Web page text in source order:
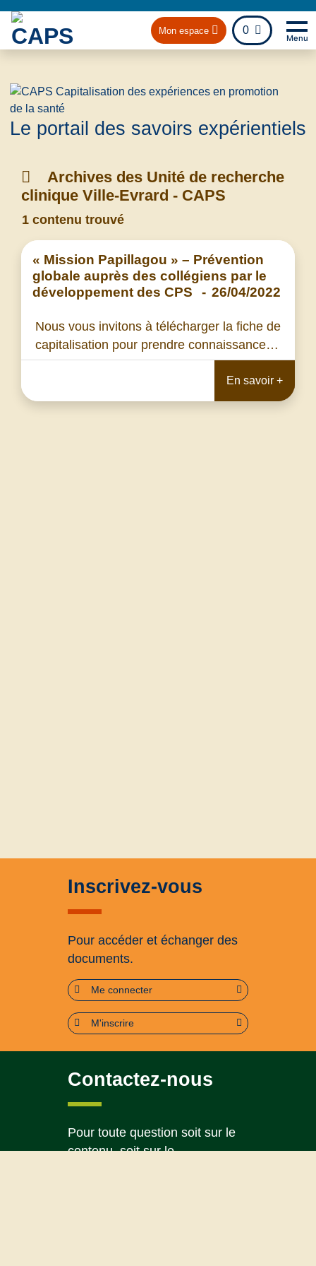
Mon espace 0
fichier
Menu
Le portail des savoirs expérientiels
Archives des Unité de recherche
clinique Ville-Evrard - CAPS
1 contenu trouvé
« Mission Papillagou » – Prévention
globale auprès des collégiens par le
développement des CPS
- 26/04/2022
Nous vous invitons à télécharger la fiche de
capitalisation pour prendre connaissance…
En savoir +
Inscrivez-vous
Pour accéder et échanger des
documents.
Me connecter
M'inscrire
Contactez-nous
Pour toute question soit sur le
contenu, soit sur le